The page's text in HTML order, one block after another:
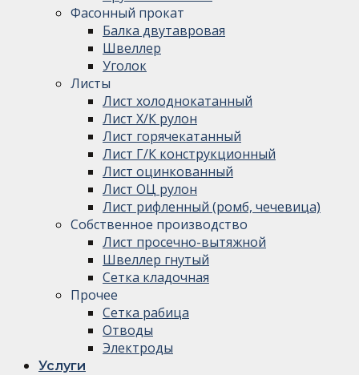
Фасонный прокат
Балка двутавровая
Швеллер
Уголок
Листы
Лист холоднокатанный
Лист Х/К рулон
Лист горячекатанный
Лист Г/К конструкционный
Лист оцинкованный
Лист ОЦ рулон
Лист рифленный (ромб, чечевица)
Собственное производство
Лист просечно-вытяжной
Швеллер гнутый
Сетка кладочная
Прочее
Сетка рабица
Отводы
Электроды
Услуги